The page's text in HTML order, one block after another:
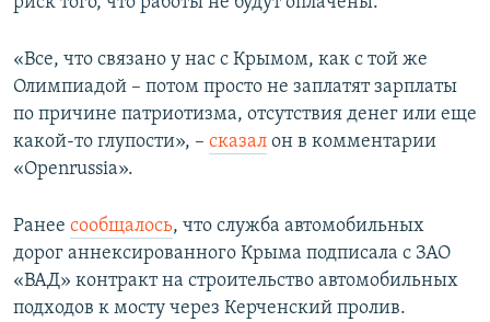
«Все, что связано у нас с Крымом, как с той же
Олимпиадой – потом просто не заплатят зарплаты
по причине патриотизма, отсутствия денег или еще
какой-то глупости», – сказал он в комментарии
«Openrussia».
Ранее сообщалось, что служба автомобильных
дорог аннексированного Крыма подписала с ЗАО
«ВАД» контракт на строительство автомобильных
подходов к мосту через Керченский пролив.